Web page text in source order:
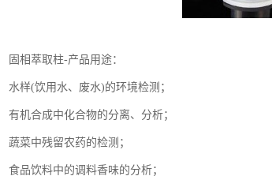
固相萃取柱-产品用途：
水样(饮用水、废水)的环境检测；
有机合成中化合物的分离、分析；
蔬菜中残留农药的检测；
食品饮料中的调料香味的分析；